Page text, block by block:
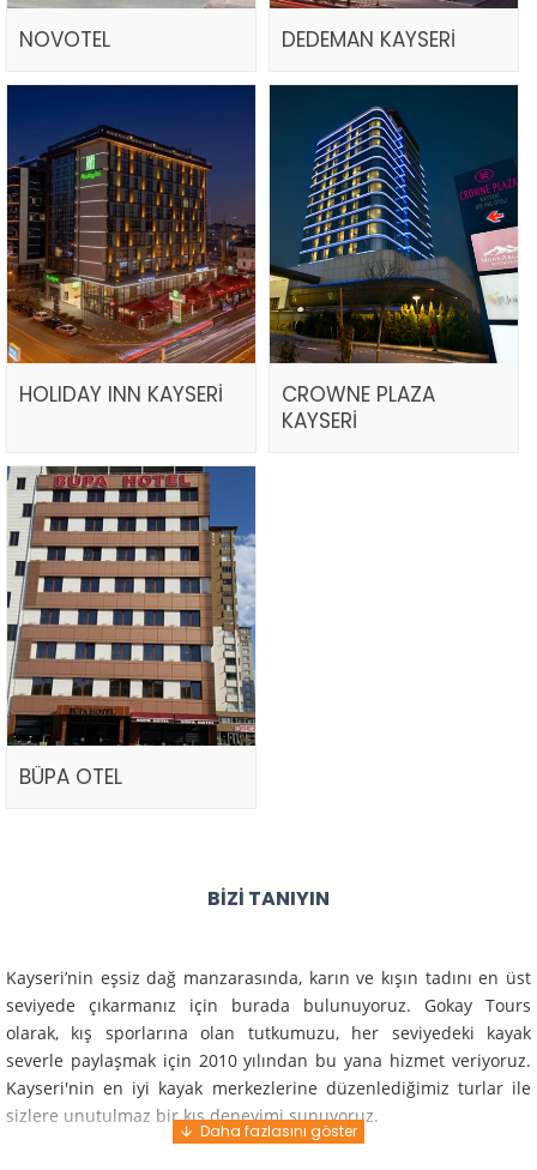
NOVOTEL DEDEMAN KAYSERİ
HOLIDAY INN KAYSERİ
CROWNE PLAZA
KAYSERİ
BÜPA OTEL
BIZI TANIYIN
Kayseri’nin eşsiz dağ manzarasında, karın ve kışın tadını en üst
seviyede çıkarmanız için burada bulunuyoruz. Gokay Tours
olarak, kış sporlarına olan tutkumuzu, her seviyedeki kayak
severle paylaşmak için 2010 yılından bu yana hizmet veriyoruz.
Kayseri'nin en iyi kayak merkezlerine düzenlediğimiz turlar ile
sizlere unutulmaz bir kış deneyimi sunuyoruz.